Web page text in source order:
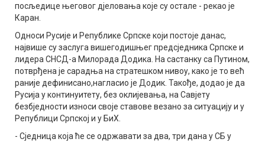
посљедице његовог дјеловања које су остале - рекао је
Каран.
Односи Русије и Републике Српске који постоје данас,
највише су заслуга вишегодишњег предсједника Српске и
лидера СНСД-а Милорада Додика. На састанку са Путином,
потврђена је сарадња на стратешком нивоу, како је то већ
раније дефинисано,нагласио је Додик. Такође, додао је да
Русија у континуитету, без оклијевања, на Савјету
безбједности износи своје ставове везано за ситуацију и у
Републици Српској и у БиХ.
- Сједница која ће се одржавати за два, три дана у СБ у